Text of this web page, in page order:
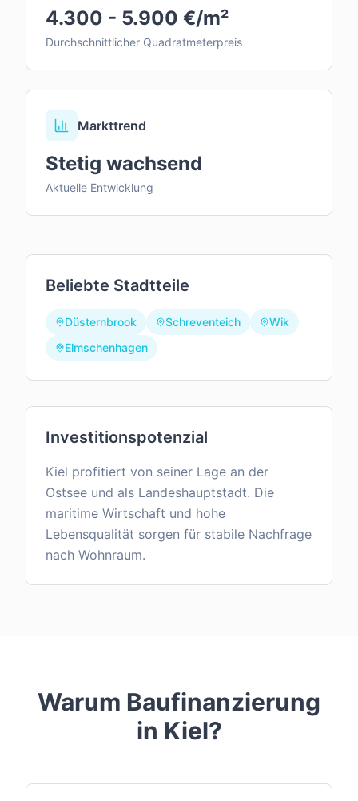
4.300 - 5.900 €/m²
Durchschnittlicher Quadratmeterpreis
Markttrend
Stetig wachsend
Aktuelle Entwicklung
Beliebte Stadtteile
Düsternbrook Schreventeich
Wik
Elmschenhagen
Investitionspotenzial
Kiel profitiert von seiner Lage an der
Ostsee und als Landeshauptstadt. Die
maritime Wirtschaft und hohe
Lebensqualität sorgen für stabile Nachfrage
nach Wohnraum.
Warum Baufinanzierung
in Kiel?